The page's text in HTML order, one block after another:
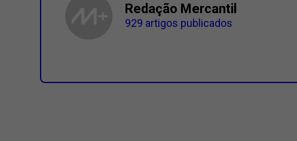
Redação Mercantil
929 artigos publicados